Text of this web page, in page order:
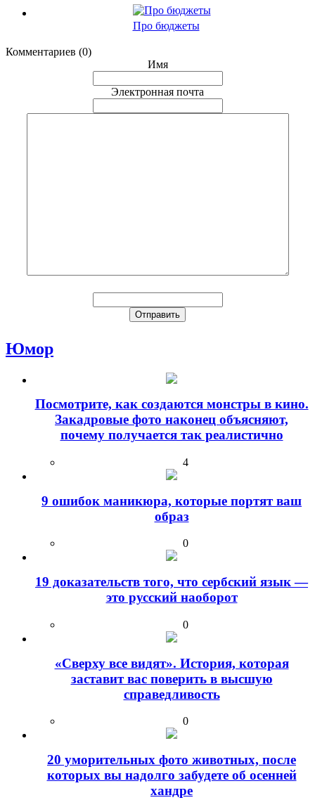
Про бюджеты
Комментариев (0)
Имя
Электронная почта
Юмор
Посмотрите, как создаются монстры в кино.
Закадровые фото наконец объясняют,
почему получается так реалистично
4
9 ошибок маникюра, которые портят ваш
образ
0
19 доказательств того, что сербский язык —
это русский наоборот
0
«Сверху все видят». История, которая
заставит вас поверить в высшую
справедливость
0
20 уморительных фото животных, после
которых вы надолго забудете об осенней
хандре